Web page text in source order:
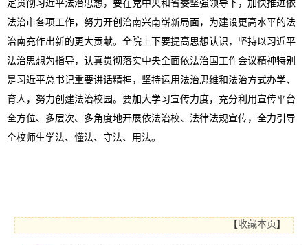
定贯彻习近平法治思想，要在党中央和省委坚强领导下，加快推进依
法治市各项工作，努力开创治南兴南崭新局面，为建设更高水平的法
治南充作出新的更大贡献。全院上下要提高思想认识，坚持以习近平
法治思想为指导，认真贯彻落实中央全面依法治国工作会议精神特别
是习近平总书记重要讲话精神，坚持运用法治思维和法治方式办学、
育人，努力创建法治校园。要加大学习宣传力度，充分利用宣传平台
全方位、多层次、多角度地开展依法治校、法律法规宣传，全力引导
全校师生学法、懂法、守法、用法。
【收藏本页 】